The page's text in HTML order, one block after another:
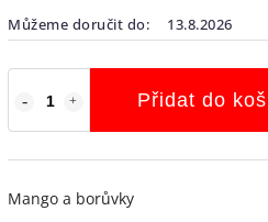
Můžeme doručit do:
13.8.2026
Přidat do
Mango a borůvky